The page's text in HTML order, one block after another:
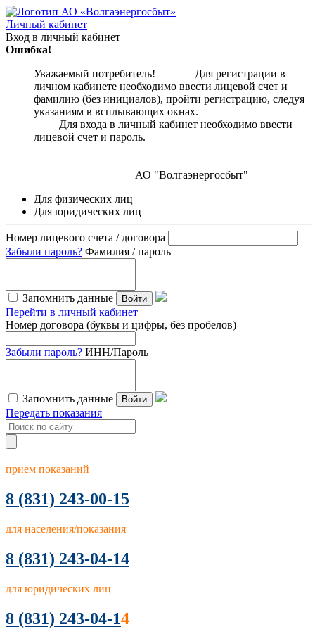
Личный кабинет
Вход в личный кабинет
Ошибка!
Уважаемый потребитель! Для регистрации в
личном кабинете необходимо ввести лицевой счет и
фамилию (без инициалов), пройти регистрацию, следуя
указаниям в всплывающих окнах.
Для входа в личный кабинет необходимо ввести
лицевой счет и пароль.
АО "Волгаэнергосбыт"
Для физических лиц
Для юридических лиц
Номер лицевого счета / договора
Забыли пароль? Фамилия / пароль
Запомнить данные Войти
Перейти в личный кабинет
Номер договора (буквы и цифры, без пробелов)
Забыли пароль? ИНН/Пароль
Запомнить данные Войти
Передать показания
прием показаний
8 (831) 243-00-15
для населения/показания
8 (831) 243-04-14
для юридических лиц
8 (831) 243-04-14